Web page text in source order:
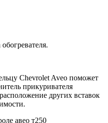
Chevrolet Aveo поможет
прикуривателя
других вставок